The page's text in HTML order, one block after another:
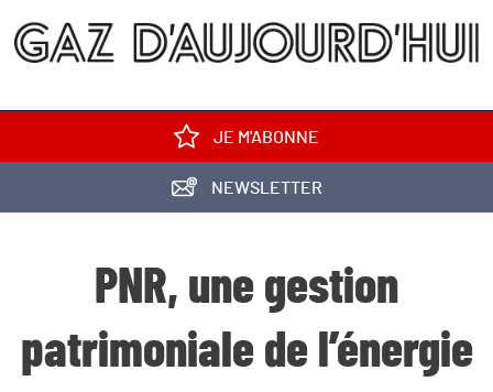
JE M'ABONNE
NEWSLETTER
PNR, une gestion
patrimoniale de l’énergie